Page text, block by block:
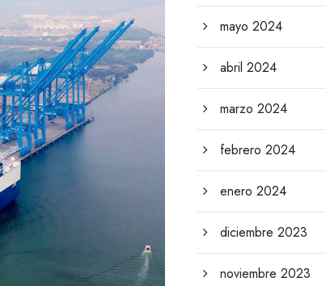
mayo 2024
abril 2024
marzo 2024
febrero 2024
enero 2024
diciembre 2023
noviembre 2023